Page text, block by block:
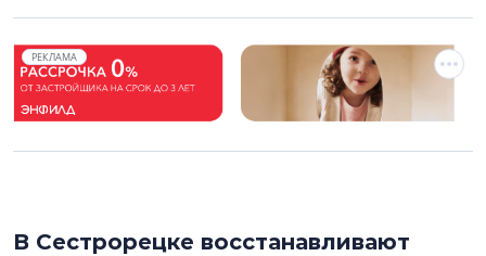
РЕКЛАМА
В Сестрорецке восстанавливают